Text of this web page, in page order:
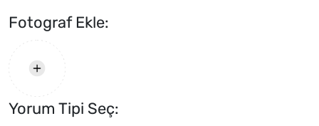
Fotograf Ekle:
Yorum Tipi Seç: